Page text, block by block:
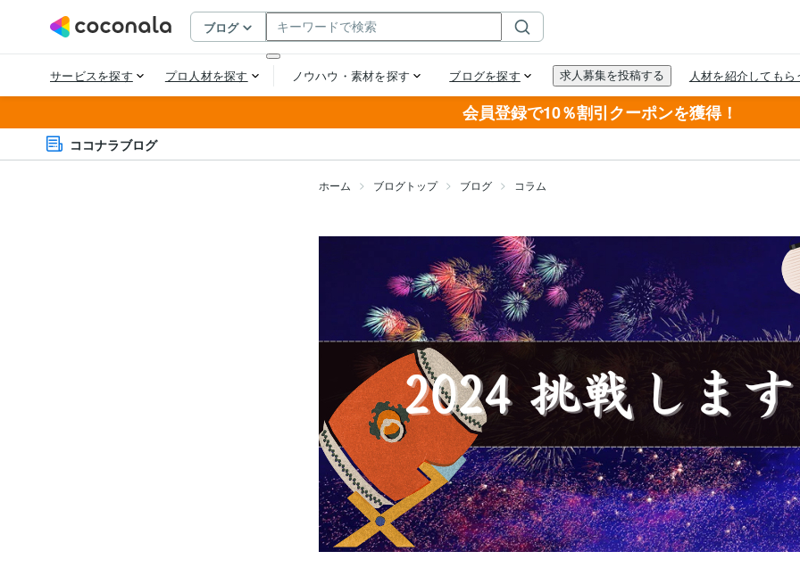
会員登録で10％割引クーポンを獲得！
ココナラブログ
ホーム ブログトップ ブログ コラム